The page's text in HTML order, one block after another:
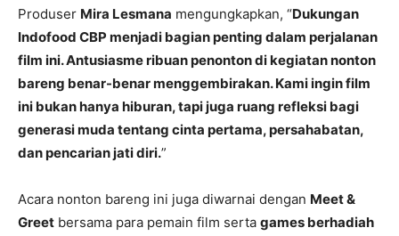
Produser Mira Lesmana mengungkapkan, “Dukungan
Indofood CBP menjadi bagian penting dalam perjalanan
film ini. Antusiasme ribuan penonton di kegiatan nonton
bareng benar-benar menggembirakan. Kami ingin film
ini bukan hanya hiburan, tapi juga ruang refleksi bagi
generasi muda tentang cinta pertama, persahabatan,
dan pencarian jati diri.”
Acara nonton bareng ini juga diwarnai dengan Meet &
Greet bersama para pemain film serta games berhadiah